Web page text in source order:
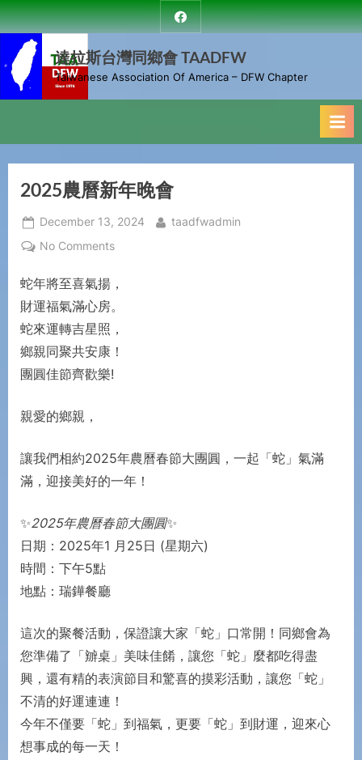
Skip
to
content
達
拉
斯
台
灣
達拉斯台灣同鄉會 TAADFW
Taiwanese Association Of America – DFW Chapter
2025農曆新年晚會
Posted
on
December 13, 2024 By
taadfwadmin
No Commentson
年
晚
蛇年將至喜氣揚，
財運福氣滿心房。
蛇來運轉吉星照，
鄉親同聚共安康！
團圓佳節齊歡樂!
親愛的鄉親，
讓我們相約2025年農曆春節大團圓，一起「蛇」氣滿
滿，迎接美好的一年！
✨2025年農曆春節大團圓✨
日期：2025年1 月25日 (星期六)
時間：下午5點
地點：瑞鏵餐廳
這次的聚餐活動，保證讓大家「蛇」口常開！同鄉會為
您準備了「辧桌」美味佳餚，讓您「蛇」麼都吃得盡
興，還有精的表演節目和驚喜的摸彩活動，讓您「蛇」
不清的好運連連！
今年不僅要「蛇」到福氣，更要「蛇」到財運，迎來心
想事成的每一天！